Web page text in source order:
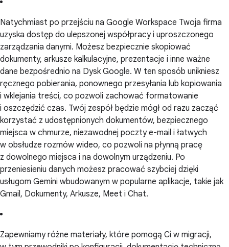
Natychmiast po przejściu na Google Workspace Twoja firma
uzyska dostęp do ulepszonej współpracy i uproszczonego
zarządzania danymi. Możesz bezpiecznie skopiować
dokumenty, arkusze kalkulacyjne, prezentacje i inne ważne
dane bezpośrednio na Dysk Google. W ten sposób unikniesz
ręcznego pobierania, ponownego przesyłania lub kopiowania
i wklejania treści, co pozwoli zachować formatowanie
i oszczędzić czas. Twój zespół będzie mógł od razu zacząć
korzystać z udostępnionych dokumentów, bezpiecznego
miejsca w chmurze, niezawodnej poczty e-mail i łatwych
w obsłudze rozmów wideo, co pozwoli na płynną pracę
z dowolnego miejsca i na dowolnym urządzeniu. Po
przeniesieniu danych możesz pracować szybciej dzięki
usługom Gemini wbudowanym w popularne aplikacje, takie jak
Gmail, Dokumenty, Arkusze, Meet i Chat.
Zapewniamy różne materiały, które pomogą Ci w migracji,